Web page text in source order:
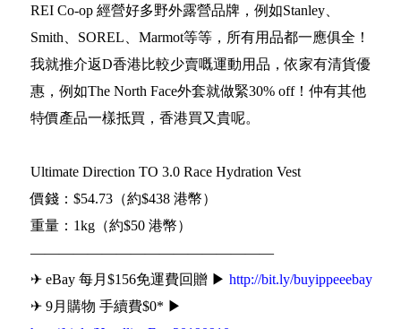
REI Co-op 經營好多野外露營品牌，例如Stanley、
Smith、SOREL、Marmot等等，所有用品都一應俱全！
我就推介返D香港比較少賣嘅運動用品，依家有清貨優
惠，例如The North Face外套就做緊30% off！仲有其他
特價產品一樣抵買，香港買又貴呢。
Ultimate Direction TO 3.0 Race Hydration Vest
價錢：$54.73（約$438 港幣）
重量：1kg（約$50 港幣）
—————————————————
✈ eBay 每月$156免運費回贈 ▶ http://bit.ly/buyippeeebay
✈ 9月購物 手續費$0* ▶